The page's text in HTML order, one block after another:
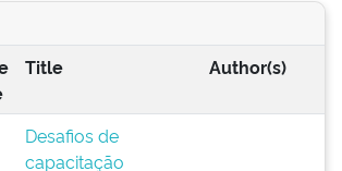
Title Author(s)
Desafios de
capacitação